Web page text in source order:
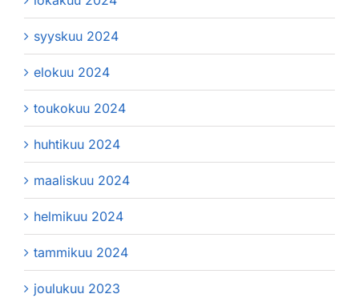
syyskuu 2024
elokuu 2024
toukokuu 2024
huhtikuu 2024
maaliskuu 2024
helmikuu 2024
tammikuu 2024
joulukuu 2023